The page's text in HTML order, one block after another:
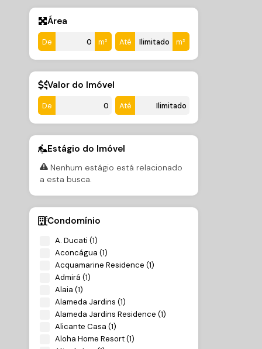
Área
De m² Até m²
Valor do Imóvel
De Até
Estágio do Imóvel
Nenhum estágio está relacionado
a esta busca.
Condomínio
A. Ducati (1)
Aconcágua (1)
Acquamarine Residence (1)
Admirá (1)
Alaia (1)
Alameda Jardins (1)
Alameda Jardins Residence (1)
Alicante Casa (1)
Aloha Home Resort (1)